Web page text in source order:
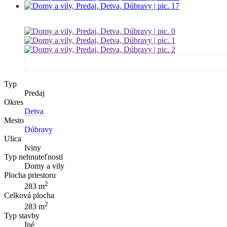
Typ
Predaj
Okres
Detva
Mesto
Dúbravy
Ulica
Iviny
Typ nehnuteľnosti
Domy a vily
Plocha priestoru
283 m2
Celková plocha
283 m2
Typ stavby
Iné